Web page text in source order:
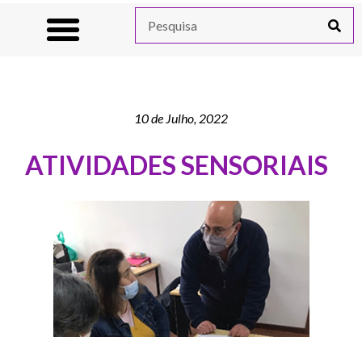
10 de Julho, 2022
ATIVIDADES SENSORIAIS